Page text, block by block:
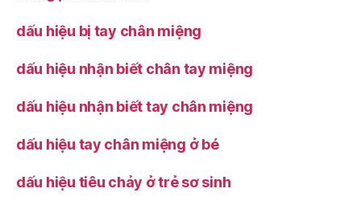
dấu hiệu bị tay chân miệng
dấu hiệu nhận biết chân tay miệng
dấu hiệu nhận biết tay chân miệng
dấu hiệu tay chân miệng ở bé
dấu hiệu tiêu chảy ở trẻ sơ sinh